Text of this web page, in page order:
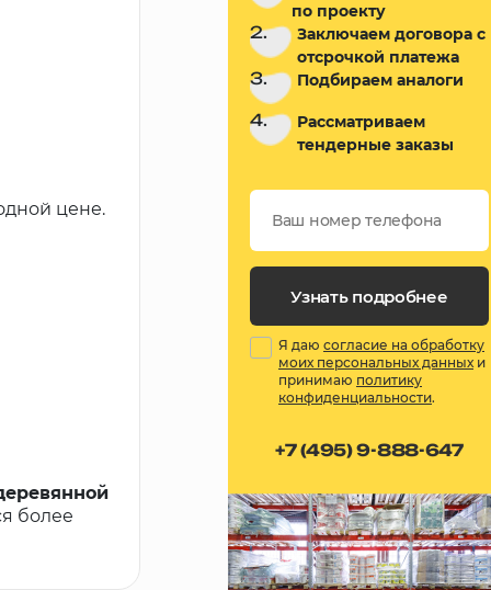
цене.
более
по проекту
2.
Заключаем договора с
отсрочкой платежа
3. Подбираем аналоги
4.
Рассматриваем
тендерные заказы
Узнать подробнее
Я даю согласие на обработку
моих персональных данных и
принимаю политику
конфиденциальности.
+7 (495) 9-888-647